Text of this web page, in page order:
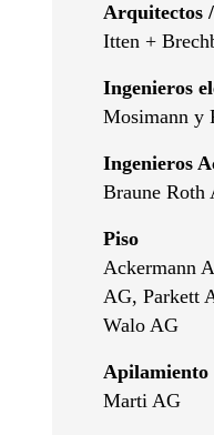
Arquitectos
Itten +
Ingenieros
Mosimann y
Ingenieros
Braune Roth
Piso
Ackermann
AG, Parkett
Walo AG
Apilamiento
Marti AG